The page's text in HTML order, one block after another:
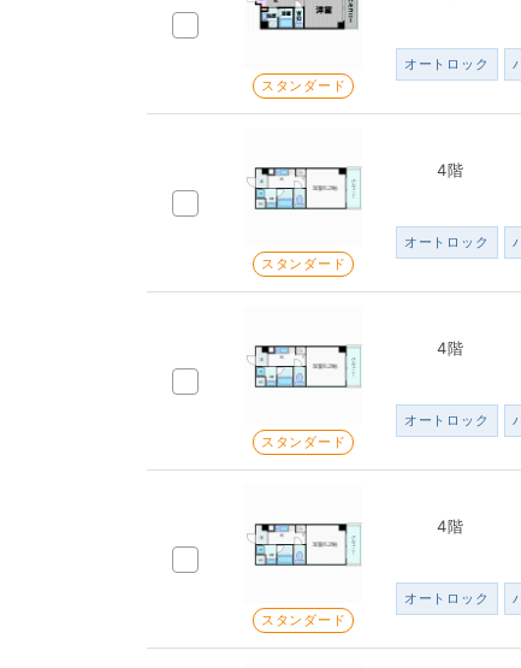
スタンダード
オートロック
スタンダード
4階
オートロック
スタンダード
4階
オートロック
スタンダード
4階
オートロック